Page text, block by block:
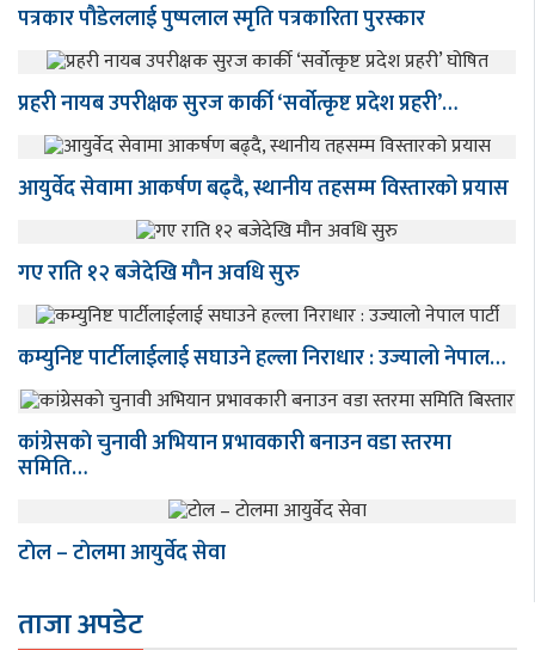
पत्रकार पौडेललाई पुष्पलाल स्मृति पत्रकारिता पुरस्कार
प्रहरी नायब उपरीक्षक सुरज कार्की ‘सर्वोत्कृष्ट प्रदेश प्रहरी’…
आयुर्वेद सेवामा आकर्षण बढ्दै, स्थानीय तहसम्म विस्तारको प्रयास
गए राति १२ बजेदेखि मौन अवधि सुरु
कम्युनिष्ट पार्टीलाईलाई सघाउने हल्ला निराधार : उज्यालो नेपाल…
कांग्रेसकाे चुनावी अभियान प्रभावकारी बनाउन वडा स्तरमा
समिति…
टाेल – टाेलमा आयुर्वेद सेवा
ताजा अपडेट